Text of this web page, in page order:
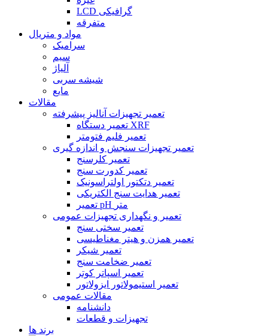
LCD گرافیکی
متفرقه
مواد و متریال
سرامیک
سیم
آلیاژ
شیشه سربی
مایع
مقالات
تعمیر تجهیزات آنالیز پیشرفته
تعمیر دستگاه XRF
تعمیر فلیم فتومتر
تعمیر تجهیزات سنجش و اندازه گیری
تعمیر کلرسنج
تعمیر کدورت سنج
تعمیر دتکتور اولتراسونیک
تعمیر هدایت سنج الکتریکی
تعمیر pH متر
تعمیر و نگهداری تجهیزات عمومی
تعمیر سختی سنج
تعمیر همزن و هیتر مغناطیسی
تعمیر شیکر
تعمیر ضخامت سنج
تعمیر اسپاتر کوتر
تعمیر استیمولاتور ایزولاتور
مقالات عمومی
دانشنامه
تجهیزات و قطعات
برند ها